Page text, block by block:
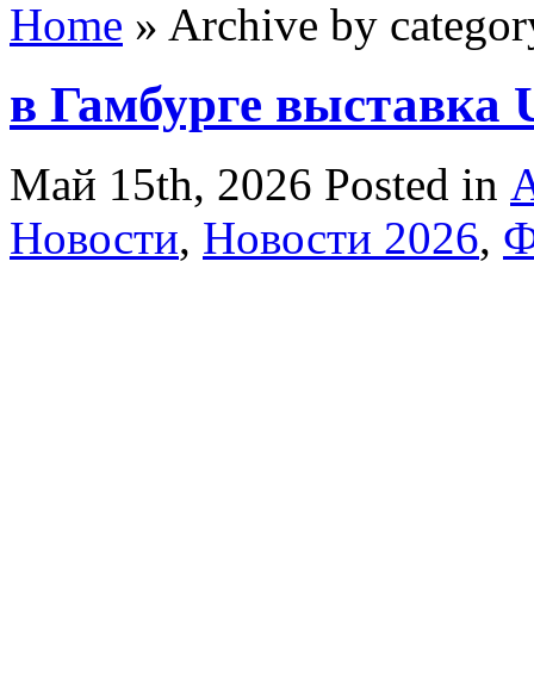
Home » Archive by
в Гамбурге выставка
Май 15th, 2026 Posted in
Новости, Новости 2026,